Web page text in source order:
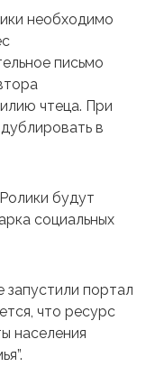
необходимо
письмо
чтеца. При
в
будут
социальных
запустили портал
что ресурс
населения